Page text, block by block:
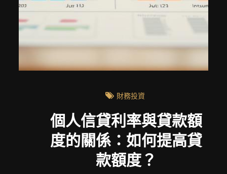
財務投資
個人信貸利率與貸款額
度的關係：如何提高貸
款額度？